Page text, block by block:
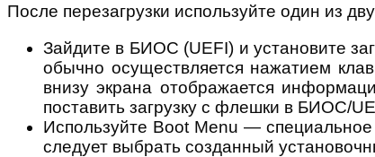
После перезагрузки используйте один из
Зайдите в БИОС (UEFI) и установите
обычно осуществляется нажатием
внизу экрана отображается
поставить загрузку с флешки в БИОС/
Используйте Boot Menu —
следует выбрать созданный